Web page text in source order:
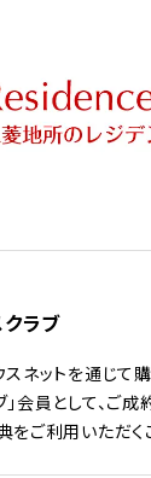
ラブ
ネットを通じて購
会員として、ご
ご利用いただく